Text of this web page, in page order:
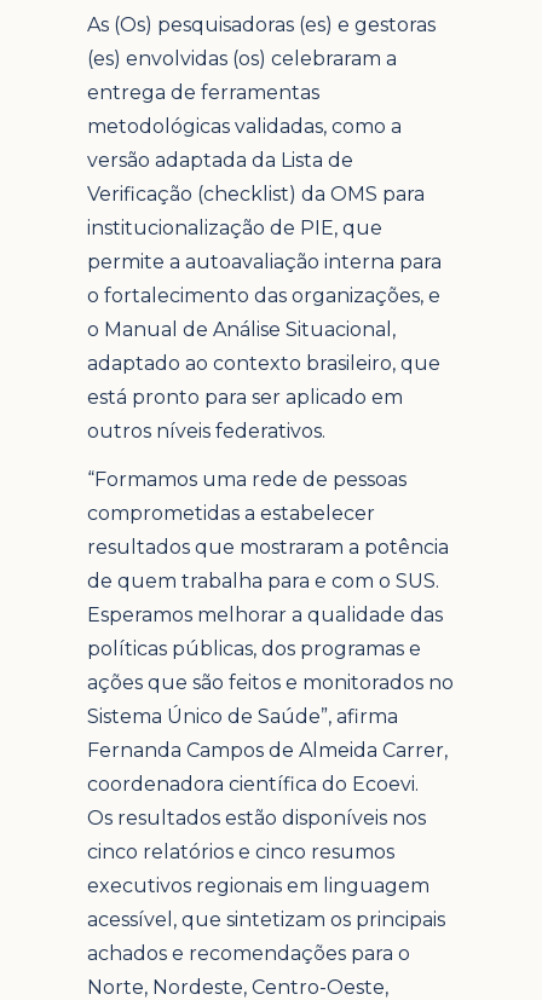
As (Os) pesquisadoras (es) e gestoras
(es) envolvidas (os) celebraram a
entrega de ferramentas
metodológicas validadas, como a
versão adaptada da Lista de
Verificação (checklist) da OMS para
institucionalização de PIE, que
permite a autoavaliação interna para
o fortalecimento das organizações, e
o Manual de Análise Situacional,
adaptado ao contexto brasileiro, que
está pronto para ser aplicado em
outros níveis federativos.
“Formamos uma rede de pessoas
comprometidas a estabelecer
resultados que mostraram a potência
de quem trabalha para e com o SUS.
Esperamos melhorar a qualidade das
políticas públicas, dos programas e
ações que são feitos e monitorados no
Sistema Único de Saúde”, afirma
Fernanda Campos de Almeida Carrer,
coordenadora científica do Ecoevi.
Os resultados estão disponíveis nos
cinco relatórios e cinco resumos
executivos regionais em linguagem
acessível, que sintetizam os principais
achados e recomendações para o
Norte, Nordeste, Centro-Oeste,